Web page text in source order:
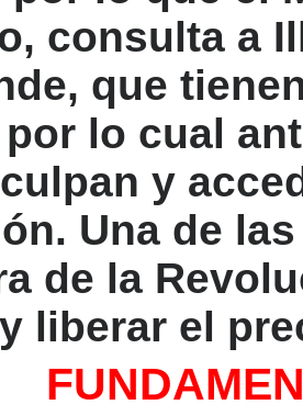
consulta a
que
lo cual
y
Una de
de la
liberar el